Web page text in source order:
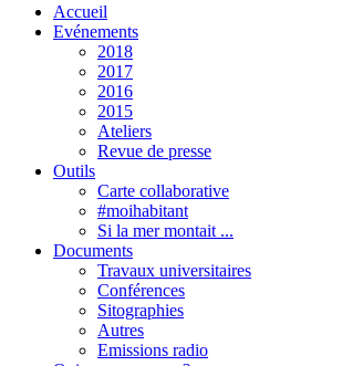
Accueil
Evénements
2018
2017
2016
2015
Ateliers
Revue de presse
Outils
Carte collaborative
#moihabitant
Si la mer montait ...
Documents
Travaux universitaires
Conférences
Sitographies
Autres
Emissions radio